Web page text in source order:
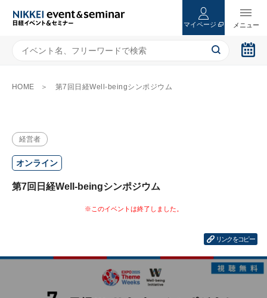
マイページ
HOME 第7回日経Well-beingシンポジウム
経営者
オンライン
第7回日経Well-beingシンポジウム
リンクをコピー